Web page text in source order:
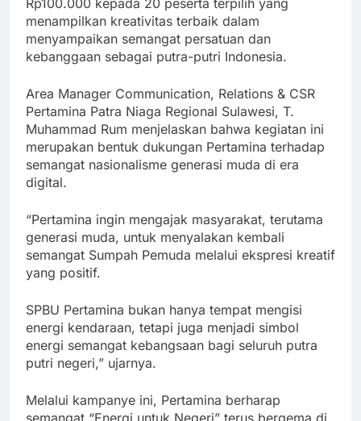
Rp100.000 kepada 20 peserta terpilih yang
menampilkan kreativitas terbaik dalam
menyampaikan semangat persatuan dan
kebanggaan sebagai putra-putri Indonesia.
Area Manager Communication, Relations & CSR
Pertamina Patra Niaga Regional Sulawesi, T.
Muhammad Rum menjelaskan bahwa kegiatan ini
merupakan bentuk dukungan Pertamina terhadap
semangat nasionalisme generasi muda di era
digital.
“Pertamina ingin mengajak masyarakat, terutama
generasi muda, untuk menyalakan kembali
semangat Sumpah Pemuda melalui ekspresi kreatif
yang positif.
SPBU Pertamina bukan hanya tempat mengisi
energi kendaraan, tetapi juga menjadi simbol
energi semangat kebangsaan bagi seluruh putra
putri negeri,” ujarnya.
Melalui kampanye ini, Pertamina berharap